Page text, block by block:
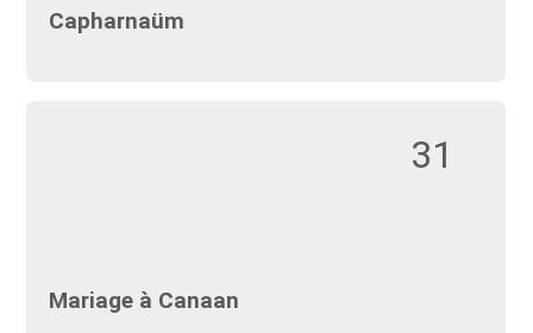
Capharnaüm
31
Mariage à Canaan